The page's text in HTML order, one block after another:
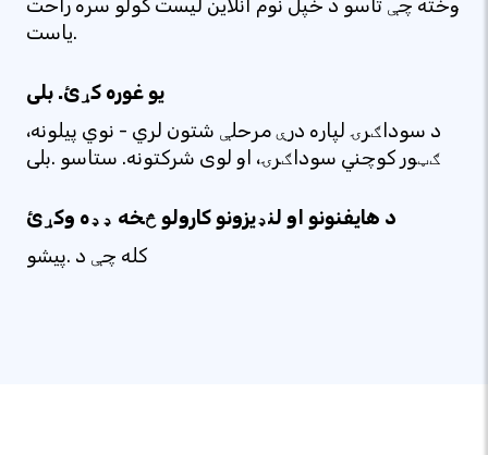
وخته چې تاسو د خپل نوم آنلاین لیست کولو سره راحت
یاست.
یو غوره کړئ. بلی
د سوداګرۍ لپاره درې مرحلې شتون لري - نوي پیلونه،
ګټور کوچني سوداګرۍ، او لوی شرکتونه. ستاسو .بلی
د هایفنونو او لنډیزونو کارولو څخه ډډه وکړئ
کله چې د .پیشو